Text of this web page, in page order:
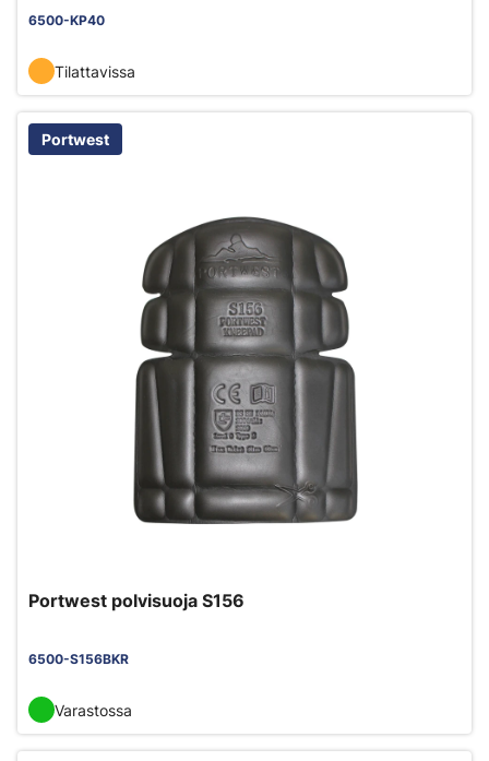
6500-KP40
Tilattavissa
Portwest
Portwest polvisuoja S156
6500-S156BKR
Varastossa